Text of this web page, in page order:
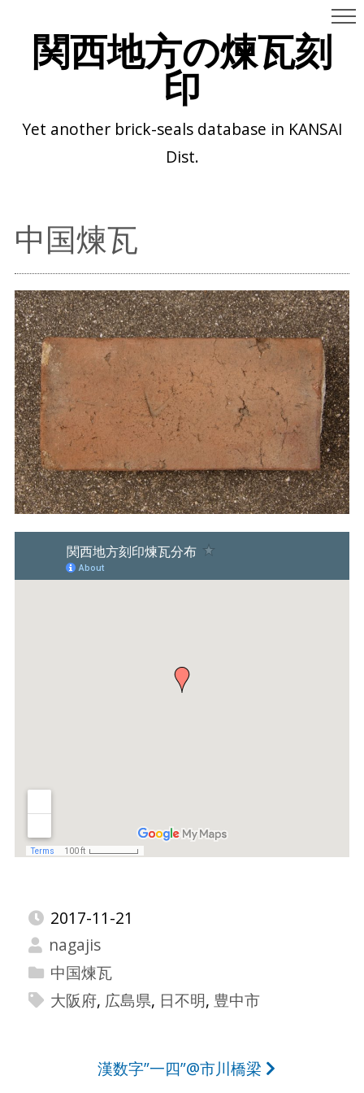
関西地方の煉瓦刻
印
Yet another brick-seals database in KANSAI
Dist.
中国煉瓦
2017-11-21
nagajis
中国煉瓦
大阪府, 広島県, 日不明, 豊中市
漢数字”一四”@市川橋梁